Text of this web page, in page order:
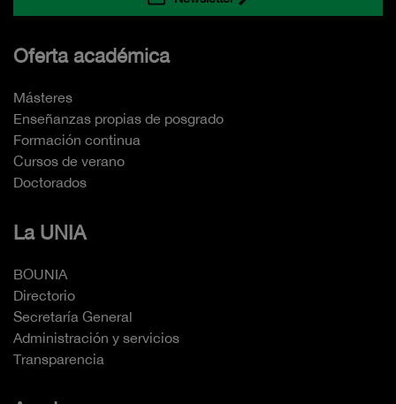
Oferta académica
Másteres
Enseñanzas propias de posgrado
Formación continua
Cursos de verano
Doctorados
La UNIA
BOUNIA
Directorio
Secretaría General
Administración y servicios
Transparencia